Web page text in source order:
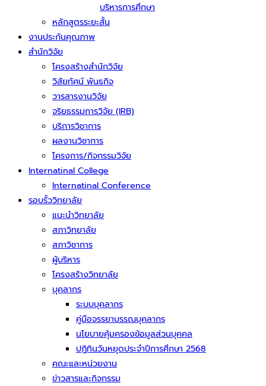
บริหารการศึกษา
หลักสูตรระยะสั้น
งานประกันคุณภาพ
สำนักวิจัย
โครงสร้างสำนักวิจัย
วิสัยทัศน์ พันธกิจ
วารสารงานวิจัย
จริยธรรมการวิจัย (IRB)
บริการวิชาการ
ผลงานวิชาการ
โครงการ/กิจกรรมวิจัย
Internatinal College
Internatinal Conference
รอบรั้ววิทยาลัย
แนะนำวิทยาลัย
สภาวิทยาลัย
สภาวิชาการ
ผู้บริหาร
โครงสร้างวิทยาลัย
บุคลากร
ระบบบุคลากร
คู่มือจรรยาบรรณบุคลากร
นโยบายคุ้มครองข้อมูลส่วนบุคคล
ปฏิทินวันหยุดประจำปีการศึกษา 2568
คณะและหน่วยงาน
ข่าวสารและกิจกรรม